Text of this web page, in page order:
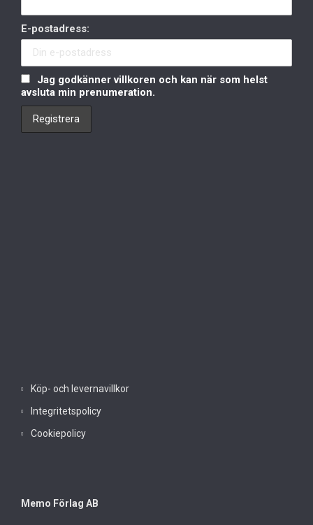
E-postadress:
Jag godkänner villkoren och kan när som helst
avsluta min prenumeration.
Köp- och levernavillkor
Integritetspolicy
Cookiepolicy
Memo Förlag AB